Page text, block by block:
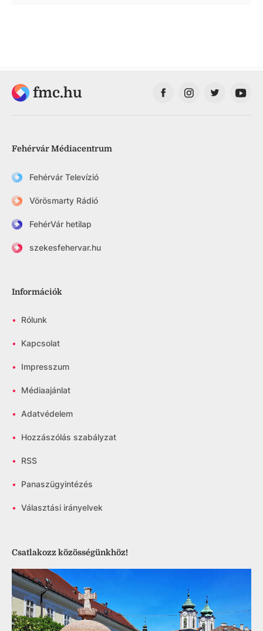
fmc.hu
Fehérvár Médiacentrum
Fehérvár Televízió
Vörösmarty Rádió
FehérVár hetilap
szekesfehervar.hu
Információk
• Rólunk
• Kapcsolat
• Impresszum
• Médiaajánlat
• Adatvédelem
• Hozzászólás szabályzat
• RSS
• Panaszügyintézés
• Választási irányelvek
Csatlakozz közösségünkhöz!